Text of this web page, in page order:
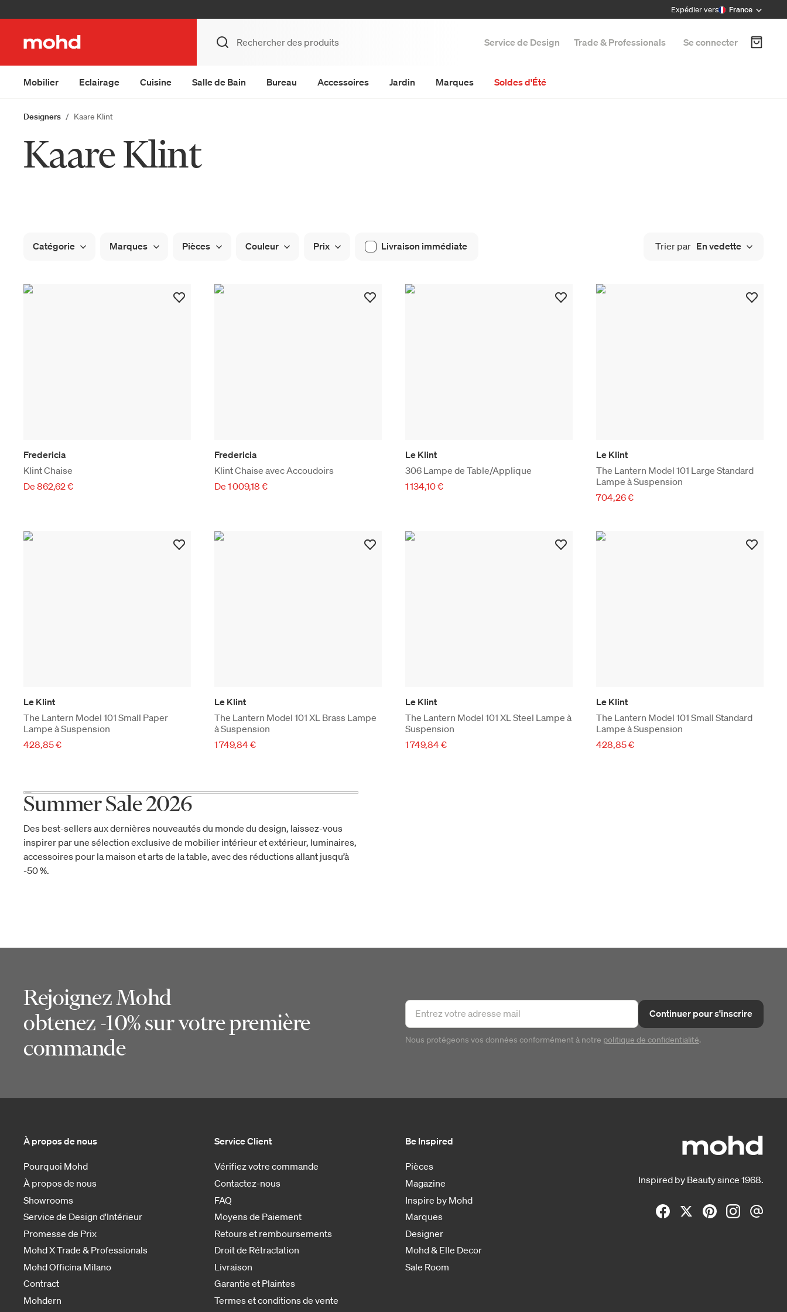
Expédier vers France
Service de Design Trade & Professionals Se connecter
Mobilier Eclairage Cuisine Salle de Bain Bureau Accessoires Jardin Marques Soldes d'Été
Designers Kaare Klint
Kaare Klint
Catégorie Marques Pièces Couleur Prix Livraison immédiate Trier par En vedette
Fredericia
Klint Chaise
De 862,62 €
Fredericia
Klint Chaise avec Accoudoirs
De 1 009,18 €
Le Klint
306 Lampe de Table/Applique
1 134,10 €
Le Klint
The Lantern Model 101 Large Standard
Lampe à Suspension
704,26 €
Le Klint
The Lantern Model 101 Small Paper
Lampe à Suspension
428,85 €
Le Klint
The Lantern Model 101 XL Brass Lampe
à Suspension
1 749,84 €
Le Klint
The Lantern Model 101 XL Steel Lampe à
Suspension
1 749,84 €
Le Klint
The Lantern Model 101 Small Standard
Lampe à Suspension
428,85 €
Summer Sale 2026
Des best-sellers aux dernières nouveautés du monde du design, laissez-vous
inspirer par une sélection exclusive de mobilier intérieur et extérieur, luminaires,
accessoires pour la maison et arts de la table, avec des réductions allant jusqu’à
-50 %.
Rejoignez Mohd
obtenez -10% sur votre première
commande
Continuer pour s'inscrire
Nous protégeons vos données conformément à notre politique de confidentialité.
Inspired by Beauty since 1968.
À propos de nous
Pourquoi Mohd
À propos de nous
Showrooms
Service de Design d'Intérieur
Promesse de Prix
Mohd X Trade & Professionals
Mohd Officina Milano
Contract
Mohdern
Service Client
Vérifiez votre commande
Contactez-nous
FAQ
Moyens de Paiement
Retours et remboursements
Droit de Rétractation
Livraison
Garantie et Plaintes
Termes et conditions de vente
Be Inspired
Pièces
Magazine
Inspire by Mohd
Marques
Designer
Mohd & Elle Decor
Sale Room